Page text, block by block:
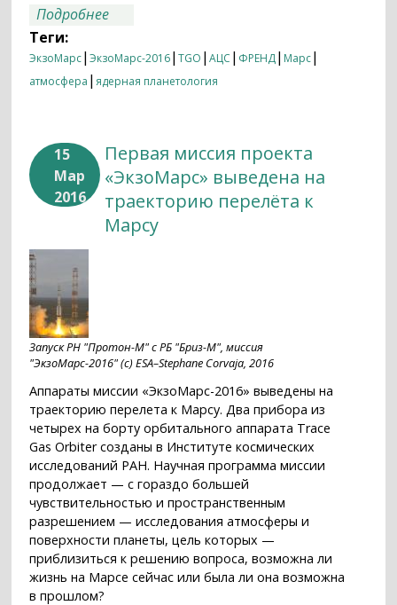
Подробнее
орбите вокруг Марса
Теги:
ЭкзоМарс|ЭкзоМарс-2016|TGO |АЦС | ФРЕНД| Марс|
атмосфера |ядерная планетология
15
Мар
2016
Первая миссия проекта
«ЭкзоМарс» выведена на
траекторию перелёта к
Марсу
Запуск РН "Протон-М" с РБ "Бриз-М", миссия
"ЭкзоМарс-2016" (с) ESA–Stephane Corvaja, 2016
Аппараты миссии «ЭкзоМарс-2016» выведены на
траекторию перелета к Марсу. Два прибора из
четырех на борту орбитального аппарата Trace
Gas Orbiter созданы в Институте космических
исследований РАН. Научная программа миссии
продолжает — с гораздо большей
чувствительностью и пространственным
разрешением — исследования атмосферы и
поверхности планеты, цель которых —
приблизиться к решению вопроса, возможна ли
жизнь на Марсе сейчас или была ли она возможна
в прошлом?